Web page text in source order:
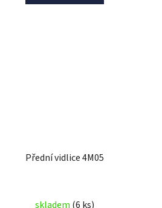
Přední vidlice 4M05
skladem (6 ks)